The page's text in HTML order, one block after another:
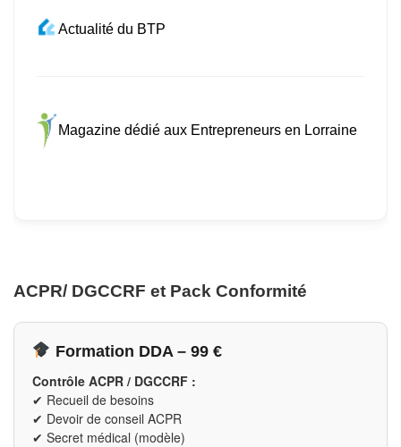
Actualité du BTP
Magazine dédié aux Entrepreneurs en Lorraine
ACPR/ DGCCRF et Pack Conformité
Formation DDA – 99 €
Contrôle ACPR / DGCCRF :
✔ Recueil de besoins
✔ Devoir de conseil ACPR
✔ Secret médical (modèle)